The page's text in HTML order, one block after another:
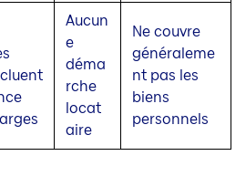
Aucun
e
déma
rche
locat
aire
Ne couvre
généraleme
nt pas les
biens
personnels